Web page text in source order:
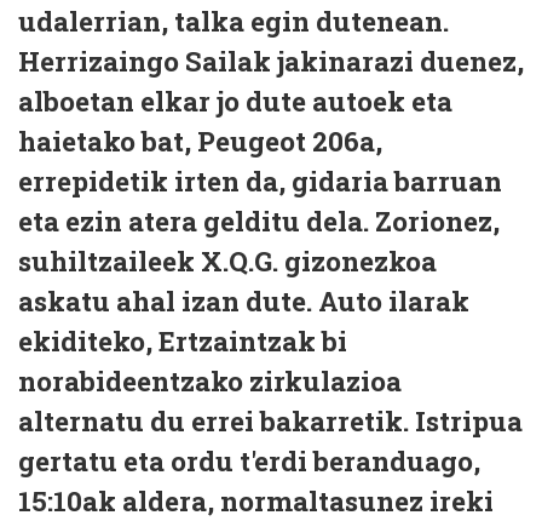
udalerrian, talka egin dutenean.
Herrizaingo Sailak jakinarazi duenez,
alboetan elkar jo dute autoek eta
haietako bat, Peugeot 206a,
errepidetik irten da, gidaria barruan
eta ezin atera gelditu dela. Zorionez,
suhiltzaileek X.Q.G. gizonezkoa
askatu ahal izan dute. Auto ilarak
ekiditeko, Ertzaintzak bi
norabideentzako zirkulazioa
alternatu du errei bakarretik. Istripua
gertatu eta ordu t'erdi beranduago,
15:10ak aldera, normaltasunez ireki